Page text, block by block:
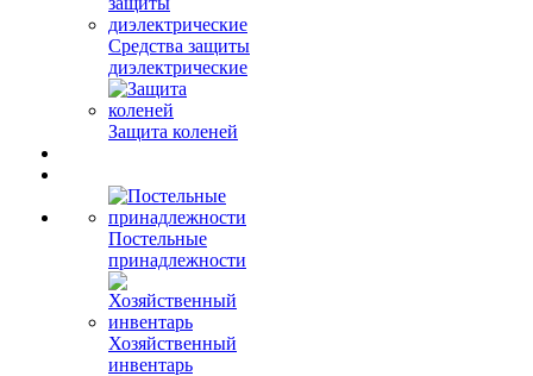
Средства защиты
диэлектрические
Защита коленей
Постельные
принадлежности
Хозяйственный
инвентарь